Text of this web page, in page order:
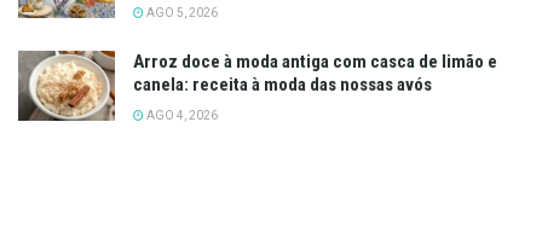
AGO 5, 2026
Arroz doce à moda antiga com casca de limão e
canela: receita à moda das nossas avós
AGO 4, 2026